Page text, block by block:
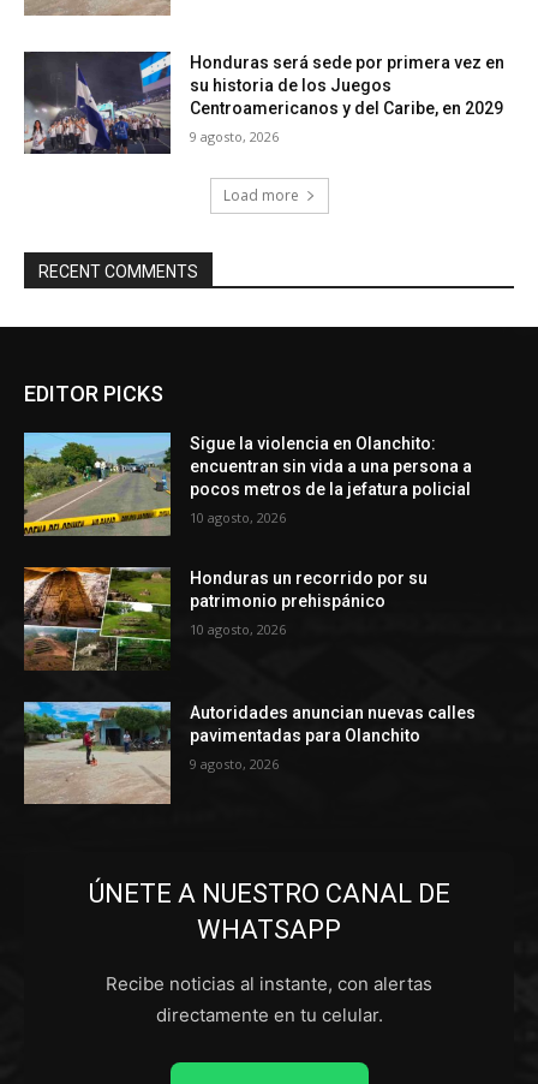
Honduras será sede por primera vez en
su historia de los Juegos
Centroamericanos y del Caribe, en 2029
9 agosto, 2026
Load more
RECENT COMMENTS
EDITOR PICKS
Sigue la violencia en Olanchito:
encuentran sin vida a una persona a
pocos metros de la jefatura policial
10 agosto, 2026
Honduras un recorrido por su
patrimonio prehispánico
10 agosto, 2026
Autoridades anuncian nuevas calles
pavimentadas para Olanchito
9 agosto, 2026
ÚNETE A NUESTRO CANAL DE
WHATSAPP
Recibe noticias al instante, con alertas
directamente en tu celular.